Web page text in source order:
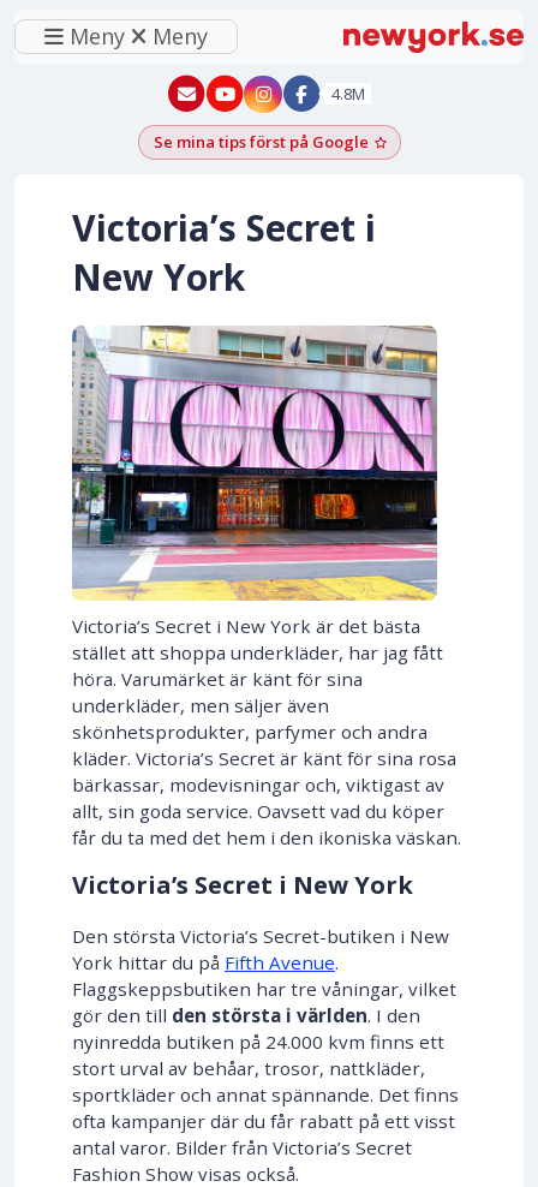
Meny Meny
New York - YouTube
New York - Instagram
4.8M
Se mina tips först på GoogleLägg till som
Victoria’s Secret i
New York
Victoria’s Secret i New York är det bästa
stället att shoppa underkläder, har jag fått
höra. Varumärket är känt för sina
underkläder, men säljer även
skönhetsprodukter, parfymer och andra
kläder. Victoria’s Secret är känt för sina rosa
bärkassar, modevisningar och, viktigast av
allt, sin goda service. Oavsett vad du köper
får du ta med det hem i den ikoniska väskan.
Victoria’s Secret i New York
Den största Victoria’s Secret-butiken i New
York hittar du på Fifth Avenue.
Flaggskeppsbutiken har tre våningar, vilket
gör den till den största i världen. I den
nyinredda butiken på 24.000 kvm finns ett
stort urval av behåar, trosor, nattkläder,
sportkläder och annat spännande. Det finns
ofta kampanjer där du får rabatt på ett visst
antal varor. Bilder från Victoria’s Secret
Fashion Show visas också.